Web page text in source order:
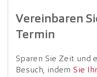
Vereinbaren
Termin
Sparen Sie Zeit und
Besuch, indemSie